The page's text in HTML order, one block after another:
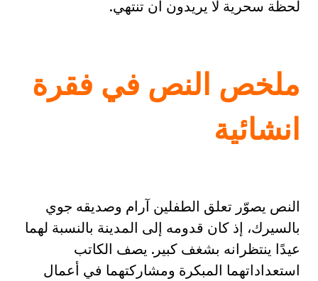
لحظة سحرية لا يريدون أن تنتهي.
ملخص النص في فقرة
انشائية
النص يصوّر تعلق الطفلين آرام وصديقه جوي
بالسيرك، إذ كان قدومه إلى المدينة بالنسبة لهما
عيدًا ينتظرانه بشغف كبير. يصف الكاتب
استعداداتهما المبكرة ومشاركتهما في أعمال